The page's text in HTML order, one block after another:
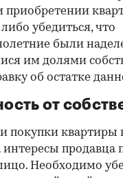
приобретении
убедиться, что
были
им долями
об остатке
от
покупки квартиры
продавца
Необходимо